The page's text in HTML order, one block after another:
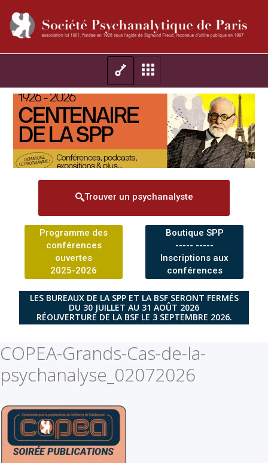
Trouver un psychanalyste
Programme des
conférences
ouvertes
2025-2026
Boutique SPP
----- -----
Inscriptions aux
conférences
LES BUREAUX DE LA SPP ET LA BSF SERONT FERMÉS
DU 30 JUILLET AU 31 AOÛT 2026
RÉOUVERTURE DE LA BSF LE 3 SEPTEMBRE 2026.
COPEA-Grands-Cas-de-la-
psychanalyse_02072026